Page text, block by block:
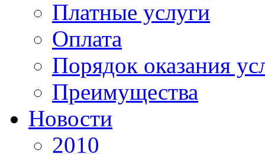
Платные услуги
Оплата
Порядок оказания
Преимущества
Новости
2010